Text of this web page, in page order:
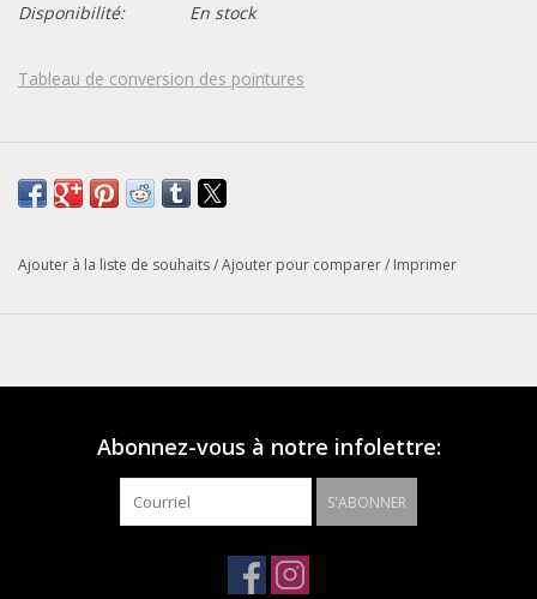
Disponibilité:
En stock
Tableau de conversion des pointures
Ajouter à la liste de souhaits/Ajouter pour comparer/ Imprimer
Abonnez-vous à notre infolettre:
S'ABONNER